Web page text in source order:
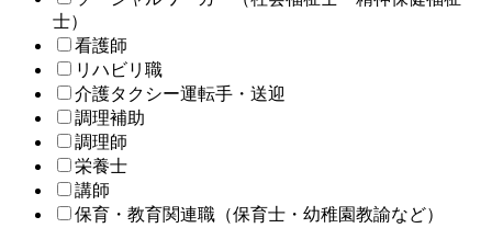
士）
看護師
リハビリ職
介護タクシー運転手・送迎
調理補助
調理師
栄養士
講師
保育・教育関連職（保育士・幼稚園教諭など）